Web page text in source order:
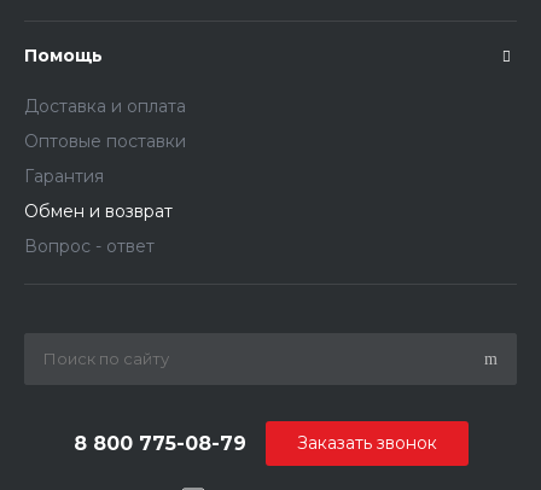
Помощь
Доставка и оплата
Оптовые поставки
Гарантия
Обмен и возврат
Вопрос - ответ
8 800 775-08-79 Заказать звонок